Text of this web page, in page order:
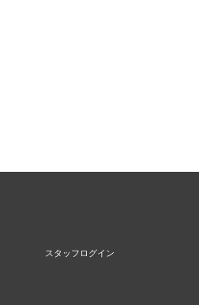
スタッフログイン